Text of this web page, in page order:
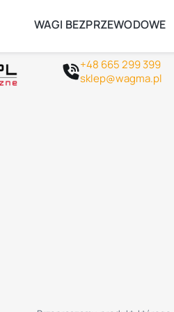
+48 665 299 399
sklep@wagma.pl
WAGI BEZPRZEWODOWE